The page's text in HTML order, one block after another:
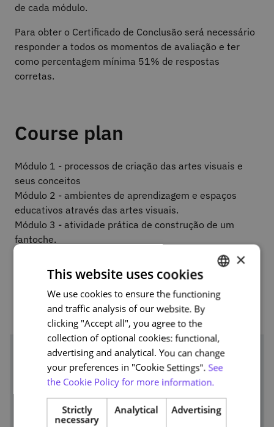
de cada módulo.
Para obter o Certificado de Conclusão será necessário
responder a todos os momentos de avaliação e ter
como percentagem mínima 51% de respostas
corretas.
Course plan
Módulo 1 - processos de criação das artes visuais e
seus conceitos
Módulo 2 - ambientes de aprendizagem e espaços
educativos através das artes visuais.
Módulo 3 - atividade prática de construção de um
fantoche.
Módulo 4 - reflexão sobre recursos educativos,
dimensões e domínios de aprendizagem com artes
Course team
PORTUGUESE
ENGLISH
×
This website uses cookies
We use cookies to ensure the functioning
and traffic analysis of our website. By
clicking "Accept all", you agree to the
collection of optional cookies: functional,
advertising and analytical. You can change
your preferences in "Cookie Settings". See
the Cookie Policy for more information.
Strictly
necessary
Analytical Advertising